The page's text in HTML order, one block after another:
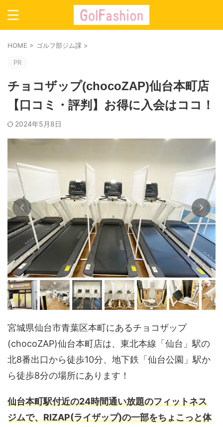
HOME > ゴルフ部ジム課 >
PR
チョコザップ(chocoZAP)仙台本町店
【口コミ・評判】お得に入会はココ！
2024年5月8日
宮城県仙台市青葉区本町にあるチョコザップ
(chocoZAP)仙台本町店は、東北本線「仙台」駅の
北8番出口から徒歩10分、地下鉄「仙台公園」駅か
ら徒歩8分の場所にあります！
仙台本町駅付近の24時間通い放題のフィットネス
ジムで、RIZAP(ライザップ)の一部をちょこっと体